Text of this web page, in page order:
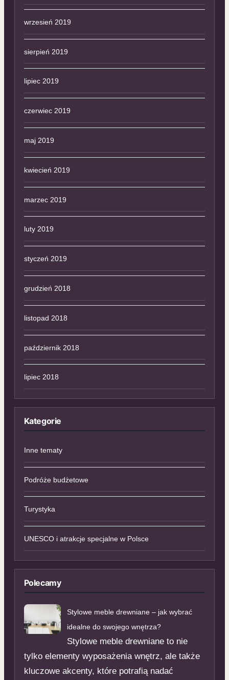
wrzesień 2019
sierpień 2019
lipiec 2019
czerwiec 2019
maj 2019
kwiecień 2019
marzec 2019
luty 2019
styczeń 2019
grudzień 2018
listopad 2018
październik 2018
lipiec 2018
Kategorie
Inne tematy
Podróże budżetowe
Turystyka
UNESCO i atrakcje specjalne w Polsce
Polecamy
Stylowe meble drewniane – jak wybrać
idealne do swojego wnętrza?
Stylowe meble drewniane to nie
tylko elementy wyposażenia wnętrz, ale także
kluczowe akcenty, które potrafią nadać